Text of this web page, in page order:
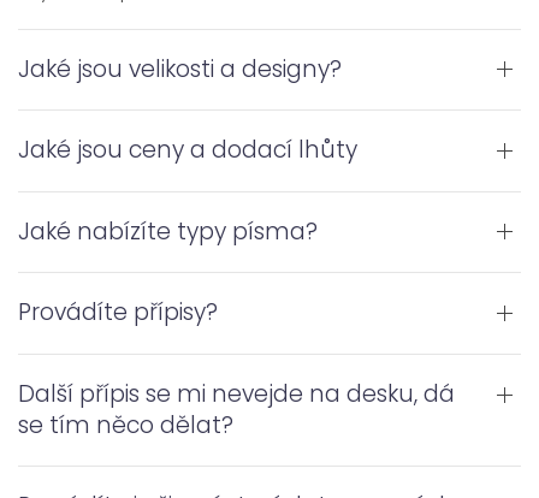
Jaké jsou velikosti a designy?
Jaké jsou ceny a dodací lhůty
Jaké nabízíte typy písma?
Provádíte přípisy?
Další přípis se mi nevejde na desku, dá
se tím něco dělat?